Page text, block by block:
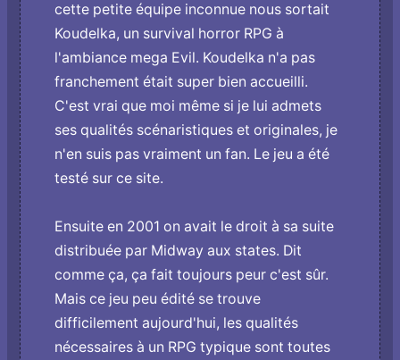
cette petite équipe inconnue nous sortait
Koudelka, un survival horror RPG à
l'ambiance mega Evil. Koudelka n'a pas
franchement était super bien accueilli.
C'est vrai que moi même si je lui admets
ses qualités scénaristiques et originales, je
n'en suis pas vraiment un fan. Le jeu a été
testé sur ce site.
Ensuite en 2001 o­n avait le droit à sa suite
distribuée par Midway aux states. Dit
comme ça, ça fait toujours peur c'est sûr.
Mais ce jeu peu édité se trouve
difficilement aujourd'hui, les qualités
nécessaires à un RPG typique sont toutes